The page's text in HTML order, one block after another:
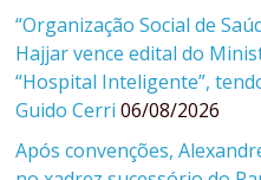
“Organização Social de
Hajjar vence edital do
“Hospital Inteligente”,
Guido Cerri 06/08/2026
Após convenções,